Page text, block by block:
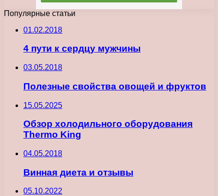
Популярные статьи
01.02.2018
4 пути к сердцу мужчины
03.05.2018
Полезные свойства овощей и фруктов
15.05.2025
Обзор холодильного оборудования
Thermo King
04.05.2018
Винная диета и отзывы
05.10.2022